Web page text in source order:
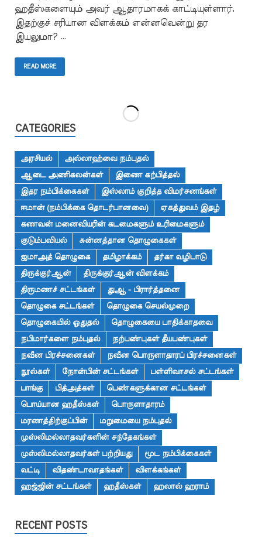
ஹதீஸ்களையும் அவர் ஆதாரமாகக் காட்டியுள்ளார்.
இதற்குச் சரியான விளக்கம் என்னவென்று தர
இயலுமா? …
READ MORE
CATEGORIES
அரசியல்
அல்லாஹ்வை நம்புதல்
ஆடை அணிகலன்கள்
இணை கற்பித்தல்
இதர நம்பிக்கைகள்
இஸ்லாம் குறித்த விமர்சனங்கள்
ஈமான் (நம்பிக்கை தொடர்பானவை)
ஏகத்துவம் இதழ்
கணவன் மனைவியரின் கடமைகளும் உரிமைகளும்
குடும்பவியல்
சுன்னத்தான தொழுகைகள்
ஜமாஅத் தொழுகை
தமிழாக்கம்
தர்கா வழிபாடு
திருக்குர்ஆன்
திருக்குர்ஆன் விளக்கம்
திருமணச் சட்டங்கள்
துஆ - பிரார்த்தனை
தொழுகை சட்டங்கள்
தொழுகை செயல்முறை
தொழுகையில் ஓதுதல்
தொழுகையை பாதிக்காதவை
நபிமார்களை நம்புதல்
நற்பண்புகள் தீயபண்புகள்
நவீன பிரச்சனைகள்
நவீன பொருளாதாரப் பிரச்சனைகள்
நூல்கள்
நோன்பின் சட்டங்கள்
பள்ளிவாசல் சட்டங்கள்
பாங்கு
பித்அத்கள்
பெண்களுக்கான சட்டங்கள்
பொய்யான ஹதீஸ்கள்
பொருளாதாரம்
மரணத்திற்குப்பின்
மறுமையை நம்புதல்
முஸ்லிமல்லாதவர்களின் சந்தேகங்கள்
முஸ்லிமல்லாதவர்கள் பற்றியது
மூட நம்பிக்கைகள்
வட்டி
விதண்டாவாதங்கள்
விளக்கங்கள்
ஹஜ்ஜின் சட்டங்கள்
ஹதீஸ்கள் ஹலால் ஹராம்
RECENT POSTS